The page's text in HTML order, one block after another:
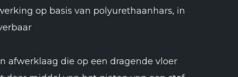
op basis van polyurethaanhars, in
afwerklaag die op een dragende vloer